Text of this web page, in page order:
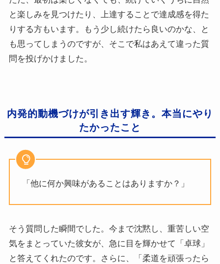
と楽しみを見つけたり、上達することで達成感を得た
りする方もいます。もう少し続けたら良いのかな、と
も思ってしまうのですが、そこで私はあえて違った質
問を投げかけました。
内発的動機づけが引き出す輝き。本当にやり
たかったこと
「他に何か興味があることはありますか？」
そう質問した瞬間でした。今まで沈黙し、重苦しい空
気をまとっていた彼女が、急に目を輝かせて「卓球」
と答えてくれたのです。さらに、「柔道を頑張ったら